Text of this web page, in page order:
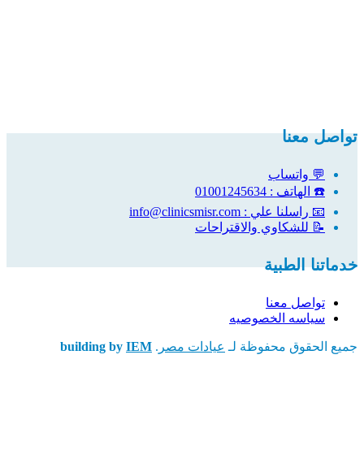
تواصل معنا
💬 واتساب
☎️ الهاتف : 01001245634
📧 راسلنا علي : info@clinicsmisr.com
📝 للشكاوي والاقتراحات
خدماتنا الطبية
تواصل معنا
سياسه الخصوصيه
جميع الحقوق محفوظة لـ عيادات مصر .
building by IEM